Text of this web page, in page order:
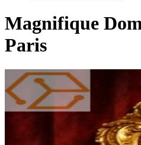
Magnifique
Paris